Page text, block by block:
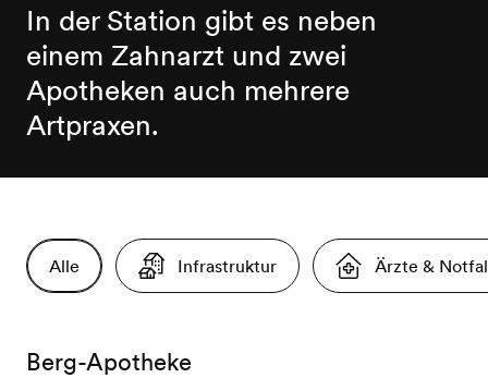
In der Station gibt es neben
einem Zahnarzt und zwei
Apotheken auch mehrere
Artpraxen.
Alle Infrastruktur Ärzte &
Berg-Apotheke